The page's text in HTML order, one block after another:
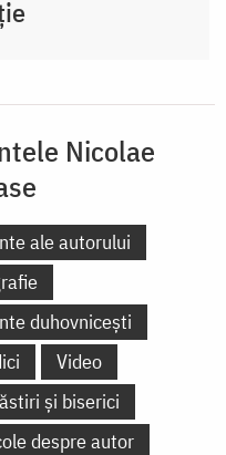
Nicolae
ale autorului
duhovnicești
Video
și biserici
despre autor